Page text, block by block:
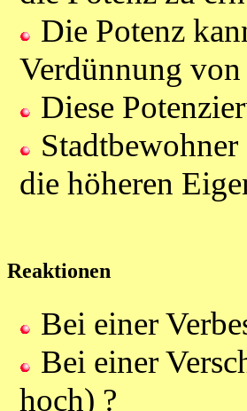
Die Potenz
Verdünnung von
Diese
die höheren
Reaktionen
Bei einer
Bei einer
hoch) ?